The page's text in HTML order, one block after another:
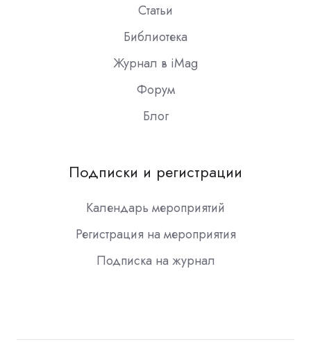
Статьи
Библиотека
Журнал в iMag
Форум
Блог
Подписки и регистрации
Календарь мероприятий
Регистрация на мероприятия
Подписка на журнал